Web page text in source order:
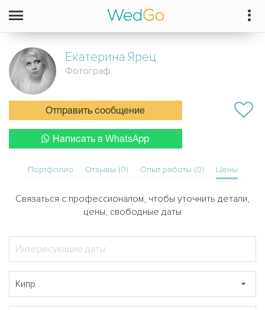
Екатерина Ярец
Фотограф
Отправить сообщение
Написать в WhatsApp
Портфолио Отзывы (0) Опыт работы (0) Цены
Связаться с профессионалом, чтобы уточнить детали,
цены, свободные даты